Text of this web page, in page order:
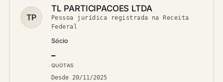
TP
TL PARTICIPACOES LTDA
Pessoa jurídica registrada na Receita
Federal
Sócio
—
QUOTAS
Desde 20/11/2025